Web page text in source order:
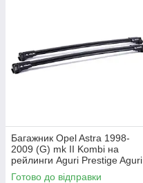
Багажник Opel Astra 1998-
2009 (G) mk II Kombi на
рейлинги Aguri Prestige Aguri
Готово до відправки